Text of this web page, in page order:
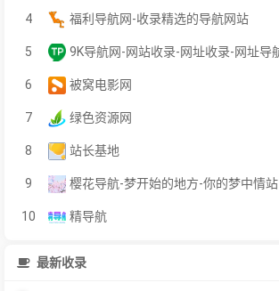
4 福利导航网-收录精选的导航网站
5
6 被窝电影网
7 绿色资源网
8 站长基地
9 樱花导航-梦开始的地方-你的梦中情站
10 精导航
最新收录